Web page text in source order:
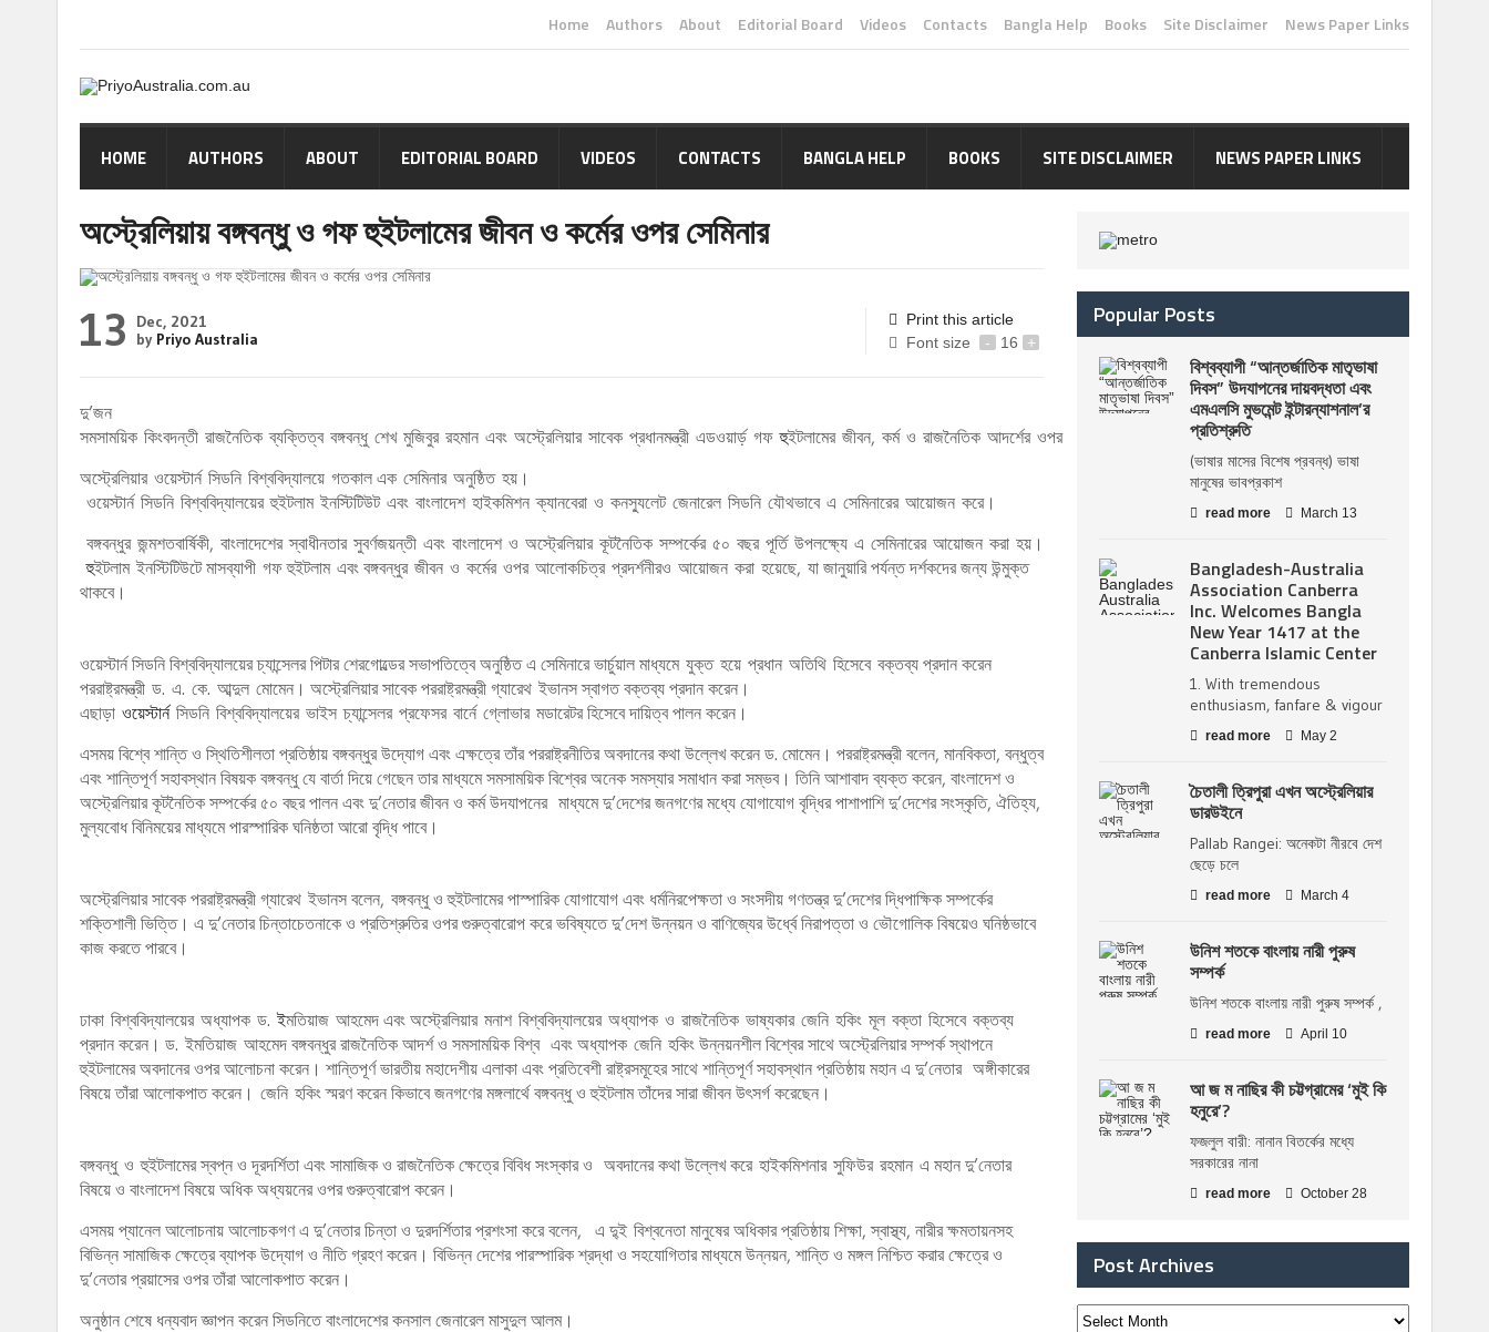
Home Authors About Editorial Board Videos Contacts Bangla Help Books Site Disclaimer News Paper Links
HOME AUTHORS ABOUT EDITORIAL BOARD VIDEOS CONTACTS BANGLA HELP BOOKS SITE DISCLAIMER NEWS PAPER LINKS
অস্ট্রেলিয়ায় বঙ্গবন্ধু ও গফ হুইটলামের জীবন ও কর্মের ওপর সেমিনার
13
Dec, 2021
by Priyo Australia
Print this article
Font size
- 16 +
দু’জন
সমসাময়িক কিংবদন্তী রাজনৈতিক ব্যক্তিত্ব বঙ্গবন্ধু শেখ মুজিবুর রহমান এবং অস্ট্রেলিয়ার সাবেক প্রধানমন্ত্রী এডওয়ার্ড় গফহুইটলামের জীবন, কর্ম ও রাজনৈতিক আদর্শের ওপর
অস্ট্রেলিয়ার ওয়েস্টার্ন সিডনি বিশ্ববিদ্যালয়ে গতকাল এক সেমিনার অনুষ্ঠিত হয়।
ওয়েস্টার্ন সিডনি বিশ্ববিদ্যালয়ের হুইটলাম ইনস্টিটিউট এবং বাংলাদেশ হাইকমিশন ক্যানবেরা ও কনস্যুলেট জেনারেল সিডনি যৌথভাবে এ সেমিনারের আয়োজন করে।
বঙ্গবন্ধুর জন্মশতবার্ষিকী, বাংলাদেশের স্বাধীনতার সুবর্ণজয়ন্তী এবং বাংলাদেশ ও অস্ট্রেলিয়ার কূটনৈতিক সম্পর্কের ৫০ বছর পূর্তি উপলক্ষ্যে এ সেমিনারের আয়োজন করা হয়।
হুইটলাম ইনস্টিটিউটে মাসব্যাপী গফ হুইটলাম এবং বঙ্গবন্ধুর জীবন ও কর্মের ওপর আলোকচিত্র প্রদর্শনীরও আয়োজন করা হয়েছে, যা জানুয়ারি পর্যন্ত দর্শকদের জন্য উন্মুক্ত
থাকবে।
ওয়েস্টার্ন সিডনি বিশ্ববিদ্যালয়ের চ্যান্সেলর পিটার শেরগোল্ডের সভাপতিত্বে অনুষ্ঠিত এ সেমিনারে ভার্চুয়াল মাধ্যমে যুক্ত হয়ে প্রধান অতিথি হিসেবে বক্তব্য প্রদান করেন
পররাষ্ট্রমন্ত্রী ড. এ. কে. আব্দুল মোমেন। অস্ট্রেলিয়ার সাবেক পররাষ্ট্রমন্ত্রী গ্যারেথ ইভানস স্বাগত বক্তব্য প্রদান করেন।
এছাড়া ওয়েস্টার্নসিডনি বিশ্ববিদ্যালয়ের ভাইস চ্যান্সেলর প্রফেসর বার্নে গ্লোভার মডারেটর হিসেবে দায়িত্ব পালন করেন।
এসময় বিশ্বে শান্তি ও স্থিতিশীলতা প্রতিষ্ঠায় বঙ্গবন্ধুর উদ্যোগ এবং এক্ষত্রে তাঁর পররাষ্ট্রনীতির অবদানের কথা উল্লেখ করেন ড. মোমেন। পররাষ্ট্রমন্ত্রী বলেন, মানবিকতা, বন্ধুত্ব
এবং শান্তিপূর্ণ সহাবস্থান বিষয়ক বঙ্গবন্ধু যে বার্তা দিয়ে গেছেন তার মাধ্যমে সমসাময়িক বিশ্বের অনেক সমস্যার সমাধান করা সম্ভব। তিনি আশাবাদ ব্যক্ত করেন, বাংলাদেশ ও
অস্ট্রেলিয়ার কূটনৈতিক সম্পর্কের ৫০ বছর পালন এবং দু’নেতার জীবন ও কর্ম উদযাপনের মাধ্যমে দু’দেশের জনগণের মধ্যে যোগাযোগ বৃদ্ধির পাশাপাশি দু’দেশের সংস্কৃতি, ঐতিহ্য,
মুল্যবোধ বিনিময়ের মাধ্যমে পারস্পারিক ঘনিষ্ঠতা আরো বৃদ্ধি পাবে।
অস্ট্রেলিয়ার সাবেক পররাষ্ট্রমন্ত্রী গ্যারেথ ইভানস বলেন, বঙ্গবন্ধু ও হুইটলামের পাস্পারিক যোগাযোগ এবং ধর্মনিরপেক্ষতা ও সংসদীয় গণতন্ত্র দু’দেশের দ্ধিপাক্ষিক সম্পর্কের
শক্তিশালী ভিত্তি। এ দু’নেতার চিন্তাচেতনাকে ও প্রতিশ্রুতির ওপর গুরুত্বারোপ করে ভবিষ্যতে দু’দেশ উন্নয়ন ও বাণিজ্যের উর্ধ্বে নিরাপত্তা ও ভৌগোলিক বিষয়েও ঘনিষ্ঠভাবে
কাজ করতে পারবে।
ঢাকা বিশ্ববিদ্যালয়ের অধ্যাপক ড.ইমতিয়াজ আহমেদ এবং অস্ট্রেলিয়ার মনাশ বিশ্ববিদ্যালয়ের অধ্যাপক ও রাজনৈতিক ভাষ্যকার জেনি হকিং মূল বক্তা হিসেবে বক্তব্য
প্রদান করেন। ড. ইমতিয়াজ আহমেদ বঙ্গবন্ধুর রাজনৈতিক আদর্শ ও সমসাময়িক বিশ্ব এবং অধ্যাপক জেনি হকিং উন্নয়নশীল বিশ্বের সাথে অস্ট্রেলিয়ার সম্পর্ক স্থাপনে
হুইটলামের অবদানের ওপর আলোচনা করেন। শান্তিপূর্ণ ভারতীয় মহাদেশীয় এলাকা এবং প্রতিবেশী রাষ্ট্রসমূহের সাথে শান্তিপূর্ণ সহাবস্থান প্রতিষ্ঠায় মহান এ দু’নেতার অঙ্গীকারের
বিষয়ে তাঁরা আলোকপাত করেন। জেনি হকিং স্মরণ করেন কিভাবে জনগণের মঙ্গলার্থে বঙ্গবন্ধু ও হুইটলাম তাঁদের সারা জীবন উৎসর্গ করেছেন।
বঙ্গবন্ধু ও হুইটলামের স্বপ্ন ও দূরদর্শিতা এবং সামাজিক ও রাজনৈতিক ক্ষেত্রে বিবিধ সংস্কার ও অবদানের কথা উল্লেখ করে হাইকমিশনার সুফিউর রহমান এ মহান দু’নেতার
বিষয়ে ও বাংলাদেশ বিষয়ে অধিক অধ্যয়নের ওপর গুরুত্বারোপ করেন।
এসময় প্যানেল আলোচনায় আলোচকগণ এ দু’নেতার চিন্তা ও দুরদর্শিতার প্রশংসা করে বলেন, এ দু্ই বিশ্বনেতা মানুষের অধিকার প্রতিষ্ঠায় শিক্ষা, স্বাস্থ্য, নারীর ক্ষমতায়নসহ
বিভিন্ন সামাজিক ক্ষেত্রে ব্যাপক উদ্যোগ ও নীতি গ্রহণ করেন। বিভিন্ন দেশের পারস্পারিক শ্রদ্ধা ও সহযোগিতার মাধ্যমে উন্নয়ন, শান্তি ও মঙ্গল নিশ্চিত করার ক্ষেত্রে ও
দু’নেতার প্রয়াসের ওপর তাঁরা আলোকপাত করেন।
অনুষ্ঠান শেষে ধন্যবাদ জ্ঞাপন করেন সিডনিতে বাংলাদেশের কনসাল জেনারেল মাসুদুল আলম।
Popular Posts
বিশ্বব্যাপী “আন্তর্জাতিক মাতৃভাষা
দিবস” উদযাপনের দায়বদ্ধতা এবং
এমএলসি মুভমেন্ট ইন্টারন্যাশনাল’র
প্রতিশ্রুতি
(ভাষার মাসের বিশেষ প্রবন্ধ) ভাষা
মানুষের ভাবপ্রকাশ
read more March 13
Bangladesh-Australia
Association Canberra
Inc. Welcomes Bangla
New Year 1417 at the
Canberra Islamic Center
1. With tremendous
enthusiasm, fanfare & vigour
read more May 2
চৈতালী ত্রিপুরা এখন অস্ট্রেলিয়ার
ডারউইনে
Pallab Rangei: অনেকটা নীরবে দেশ
ছেড়ে চলে
read more March 4
উনিশ শতকে বাংলায় নারী পুরুষ
সম্পর্ক
উনিশ শতকে বাংলায় নারী পুরুষ সম্পর্ক ,
read more April 10
আ জ ম নাছির কী চট্টগ্রামের ‘মুই কি
হনুরে’?
ফজলুল বারী: নানান বিতর্কের মধ্যে
সরকারের নানা
read more October 28
Post Archives